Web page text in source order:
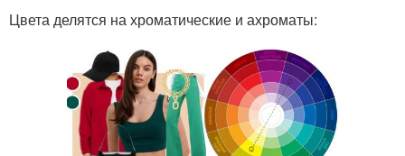
Цвета делятся на хроматические и ахроматы: